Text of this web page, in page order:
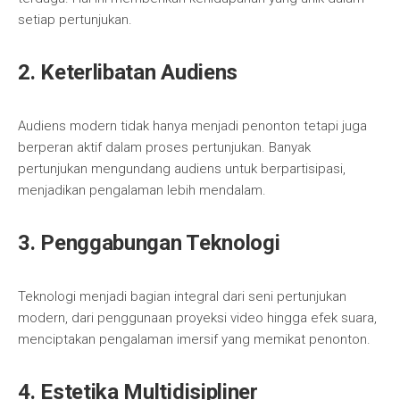
setiap pertunjukan.
2. Keterlibatan Audiens
Audiens modern tidak hanya menjadi penonton tetapi juga
berperan aktif dalam proses pertunjukan. Banyak
pertunjukan mengundang audiens untuk berpartisipasi,
menjadikan pengalaman lebih mendalam.
3. Penggabungan Teknologi
Teknologi menjadi bagian integral dari seni pertunjukan
modern, dari penggunaan proyeksi video hingga efek suara,
menciptakan pengalaman imersif yang memikat penonton.
4. Estetika Multidisipliner